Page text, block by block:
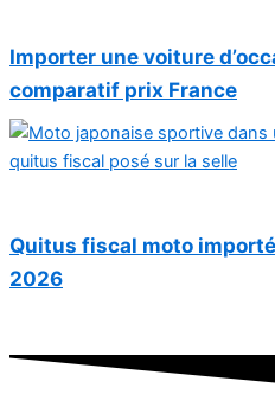
Importer une voiture
comparatif prix France
Quitus fiscal moto
2026